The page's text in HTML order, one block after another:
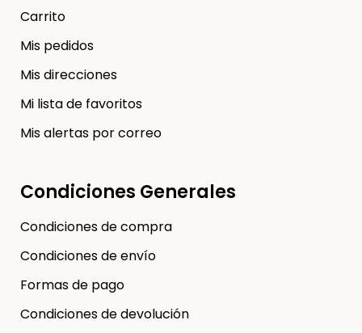
Carrito
Mis pedidos
Mis direcciones
Mi lista de favoritos
Mis alertas por correo
Condiciones Generales
Condiciones de compra
Condiciones de envío
Formas de pago
Condiciones de devolución